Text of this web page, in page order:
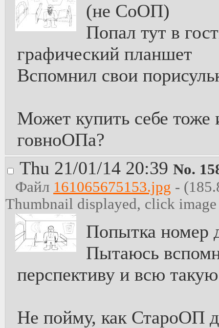
(не СоОП)
Попал тут в
графический планшет
Вспомнил свои
Может купить себе тоже
говноОПа?
Thu 21/01/14 20:39 No.
Файл 161065675153.jpg -
Thumbnail displayed, click
Попытка номер
Пытаюсь
перспективу и всю
Не пойму, как СтароОП